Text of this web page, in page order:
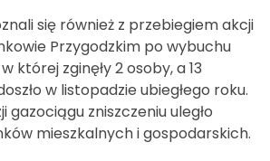
się również z przebiegiem akcji
Przygodzkim po wybuchu
której zginęły 2 osoby, a 13
w listopadzie ubiegłego roku.
gazociągu zniszczeniu uległo
mieszkalnych i gospodarskich.